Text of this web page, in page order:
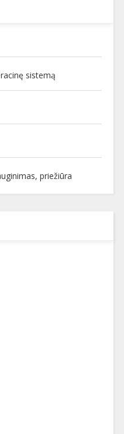
sistemą
priežiūra